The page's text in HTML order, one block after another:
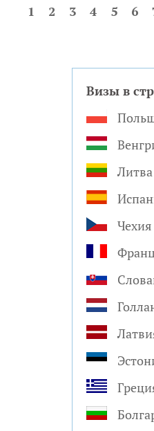
1 2 3 4 5 6
Визы в
Литва
Чехия